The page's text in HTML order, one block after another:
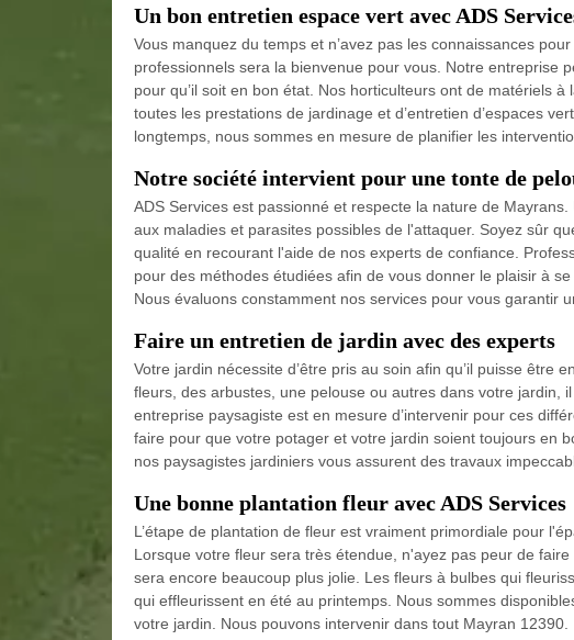
Un bon entretien espace vert avec ADS
Vous manquez du temps et n’avez pas les connaissances
professionnels sera la bienvenue pour vous. Notre entreprise
pour qu’il soit en bon état. Nos horticulteurs ont de matériels
toutes les prestations de jardinage et d’entretien d’espaces
longtemps, nous sommes en mesure de planifier les
Notre société intervient pour une tonte de
ADS Services est passionné et respecte la nature de
aux maladies et parasites possibles de l'attaquer. Soyez sûr
qualité en recourant l'aide de nos experts de confiance.
pour des méthodes étudiées afin de vous donner le plaisir à
Nous évaluons constamment nos services pour vous garantir
Faire un entretien de jardin avec des experts
Votre jardin nécessite d’être pris au soin afin qu’il puisse être
fleurs, des arbustes, une pelouse ou autres dans votre jardin,
entreprise paysagiste est en mesure d’intervenir pour ces
faire pour que votre potager et votre jardin soient toujours en
nos paysagistes jardiniers vous assurent des travaux
Une bonne plantation fleur avec ADS Services
L’étape de plantation de fleur est vraiment primordiale pour
Lorsque votre fleur sera très étendue, n'ayez pas peur de
sera encore beaucoup plus jolie. Les fleurs à bulbes qui
qui effleurissent en été au printemps. Nous sommes
votre jardin. Nous pouvons intervenir dans tout Mayran 12390.